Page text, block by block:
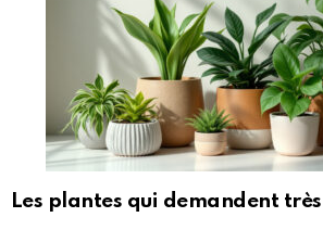
Les plantes qui demandent